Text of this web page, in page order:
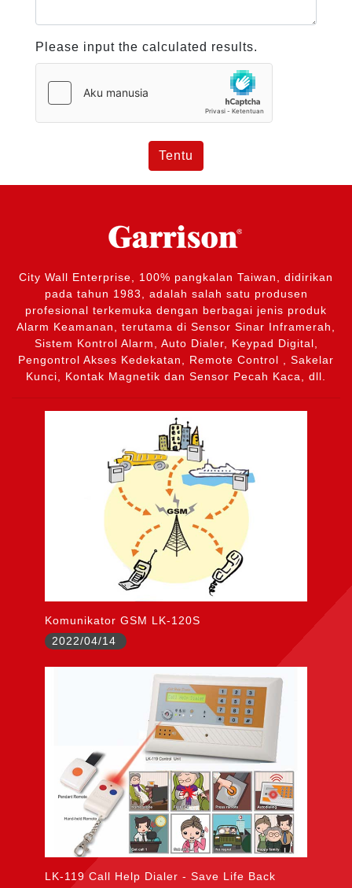
Please input the calculated results.
Tentu
City Wall Enterprise, 100% pangkalan Taiwan, didirikan
pada tahun 1983, adalah salah satu produsen
profesional terkemuka dengan berbagai jenis produk
Alarm Keamanan, terutama di Sensor Sinar Inframerah,
Sistem Kontrol Alarm, Auto Dialer, Keypad Digital,
Pengontrol Akses Kedekatan, Remote Control , Sakelar
Kunci, Kontak Magnetik dan Sensor Pecah Kaca, dll.
Komunikator GSM LK-120S
2022/04/14
LK-119 Call Help Dialer - Save Life Back